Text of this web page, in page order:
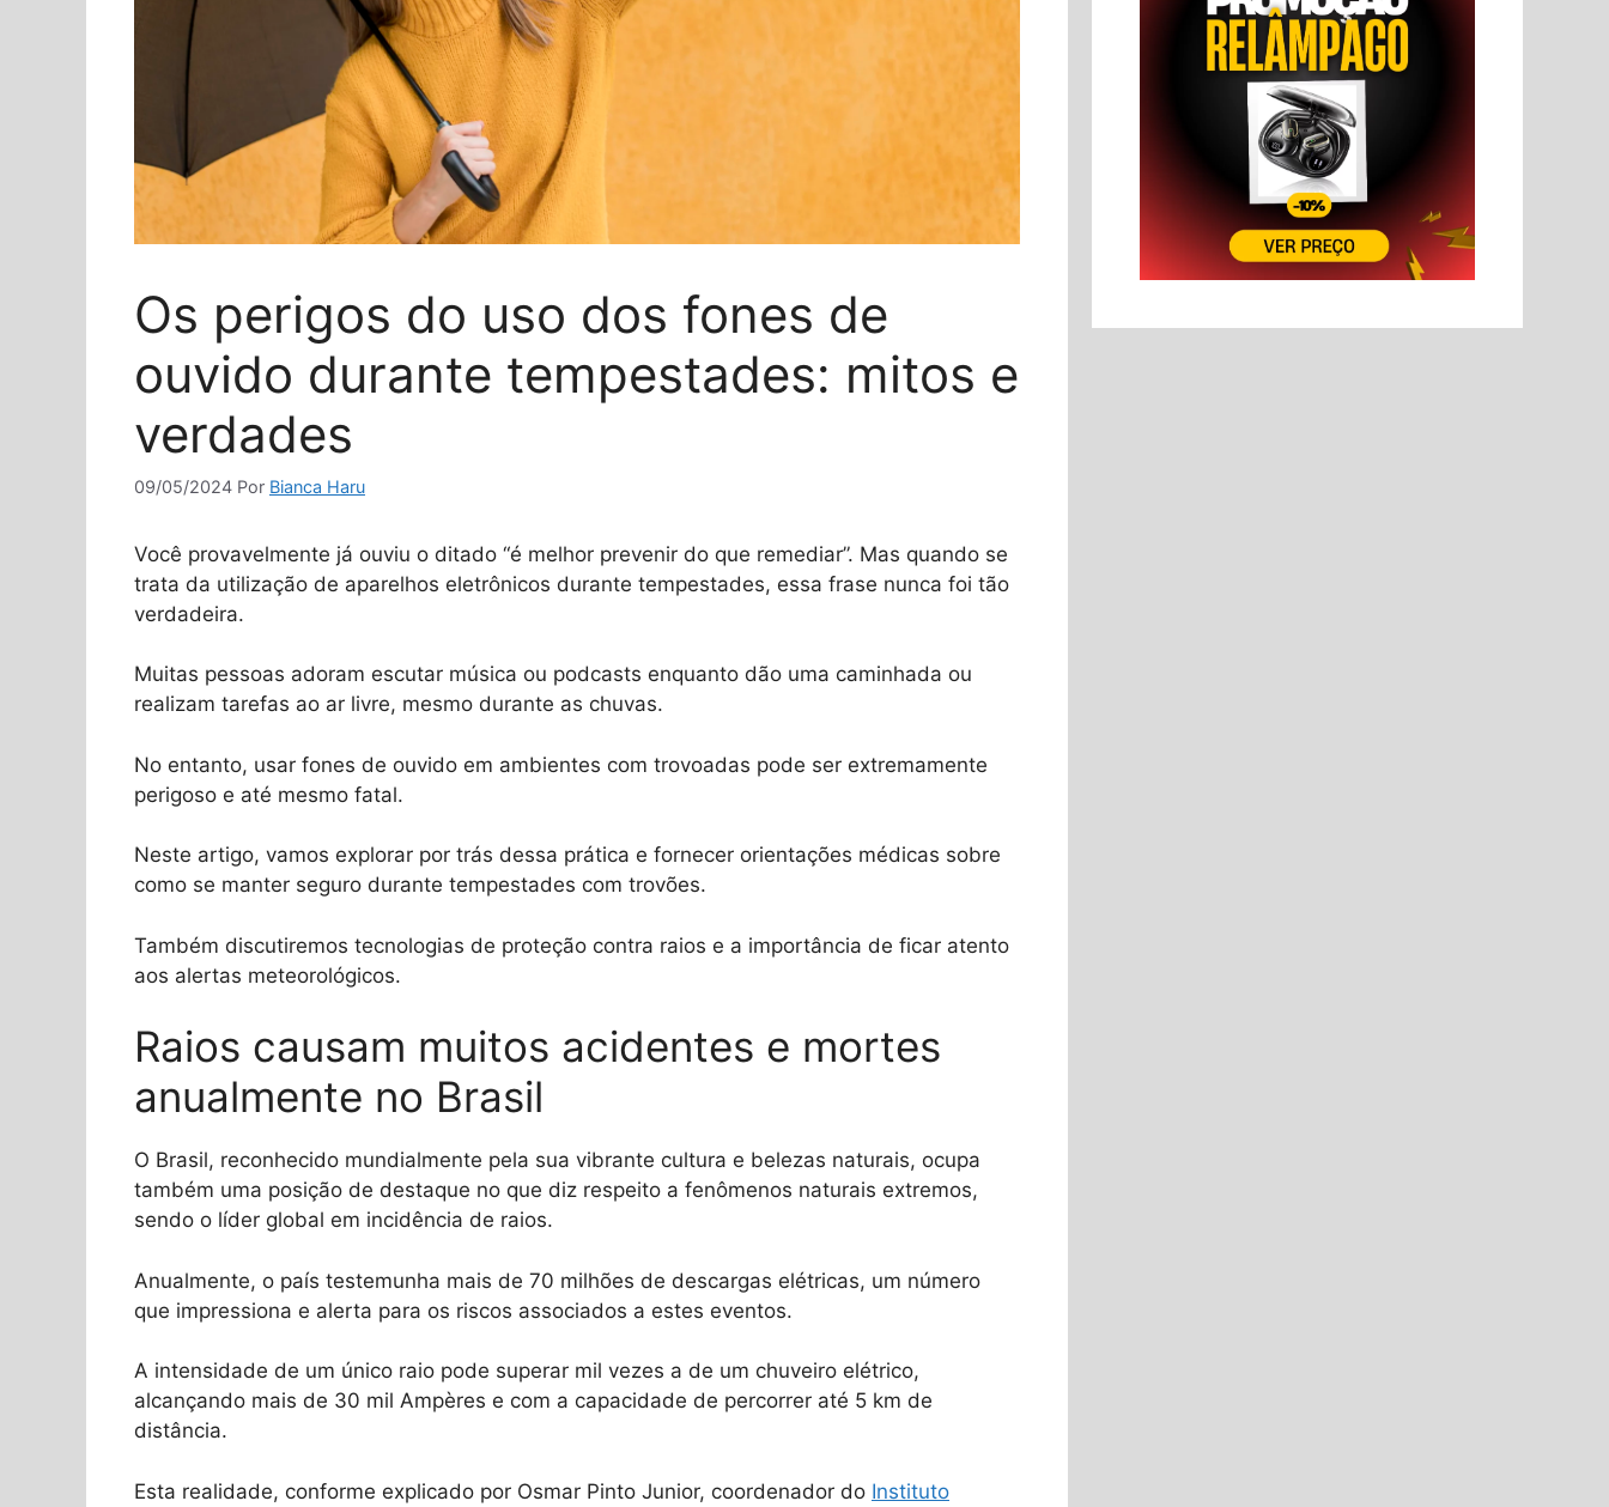
Os perigos do uso dos fones de
ouvido durante tempestades: mitos e
verdades
09/05/2024 Por Bianca Haru
Você provavelmente já ouviu o ditado “é melhor prevenir do que remediar”. Mas quando se
trata da utilização de aparelhos eletrônicos durante tempestades, essa frase nunca foi tão
verdadeira.
Muitas pessoas adoram escutar música ou podcasts enquanto dão uma caminhada ou
realizam tarefas ao ar livre, mesmo durante as chuvas.
No entanto, usar fones de ouvido em ambientes com trovoadas pode ser extremamente
perigoso e até mesmo fatal.
Neste artigo, vamos explorar por trás dessa prática e fornecer orientações médicas sobre
como se manter seguro durante tempestades com trovões.
Também discutiremos tecnologias de proteção contra raios e a importância de ficar atento
aos alertas meteorológicos.
Raios causam muitos acidentes e mortes
anualmente no Brasil
O Brasil, reconhecido mundialmente pela sua vibrante cultura e belezas naturais, ocupa
também uma posição de destaque no que diz respeito a fenômenos naturais extremos,
sendo o líder global em incidência de raios.
Anualmente, o país testemunha mais de 70 milhões de descargas elétricas, um número
que impressiona e alerta para os riscos associados a estes eventos.
A intensidade de um único raio pode superar mil vezes a de um chuveiro elétrico,
alcançando mais de 30 mil Ampères e com a capacidade de percorrer até 5 km de
distância.
Esta realidade, conforme explicado por Osmar Pinto Junior, coordenador do Instituto